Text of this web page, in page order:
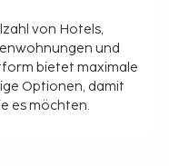
von Hotels,
und
bietet maximale
Optionen, damit
es möchten.